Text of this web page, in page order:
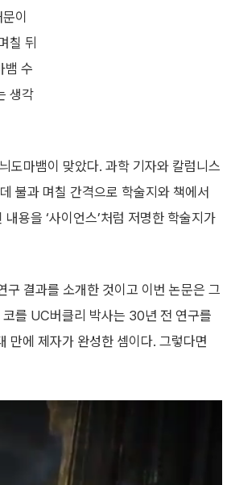
이
칠 뒤
뱀 수
생각
도마뱀이 맞았다. 과학 기자와 칼럼니스
불과 며칠 간격으로 학술지와 책에서
용을 ‘사이언스’처럼 저명한 학술지가
결과를 소개한 것이고 이번 논문은 그
를 UC버클리 박사는 30년 전 연구를
만에 제자가 완성한 셈이다. 그렇다면